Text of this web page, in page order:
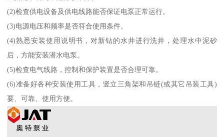
(2)检查供电设备及供电线路能否保证电泵正常运行。
(3)电源电压和频率是否符合使用条件。
(4)熟悉安装使用说明书，对新钻的水井进行洗井，处理水中泥砂
后，方能安装潜水电泵。
(5)检查电气线路，控制和保护装置是否合理可靠。
(6)准备好各种安装使用工具，竖立三角架和吊链(或其它吊装工具)
要、可靠、使用方便。